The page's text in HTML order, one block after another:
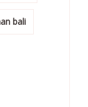
bali